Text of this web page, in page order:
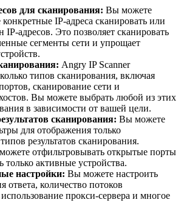
для сканирования: Вы можете
IP-адреса сканировать или
IP-адресов. Это позволяет сканировать
сегменты сети и упрощает
Angry IP Scanner
типов сканирования, включая
сканирование сети и
Вы можете выбрать любой из этих
в зависимости от вашей цели.
сканирования: Вы можете
для отображения только
результатов сканирования.
отфильтровывать открытые порты
только активные устройства.
настройки: Вы можете настроить
ответа, количество потоков
прокси-сервера и многое